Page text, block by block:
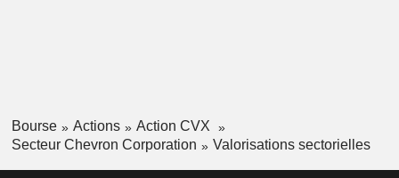
Bourse Actions
Action CVX
Secteur Chevron Corporation
Valorisations sectorielles